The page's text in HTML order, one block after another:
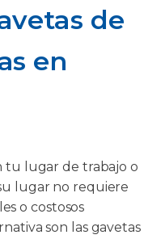
de
en
tu lugar de trabajo o
lugar no requiere
o costosos
son las gavetas